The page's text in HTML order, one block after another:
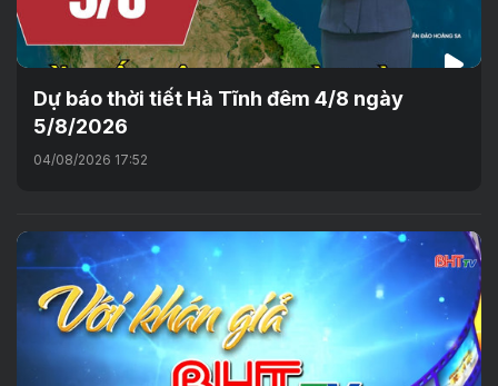
Dự báo thời tiết Hà Tĩnh đêm 4/8 ngày
5/8/2026
04/08/2026 17:52